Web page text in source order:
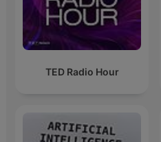
TED Radio Hour